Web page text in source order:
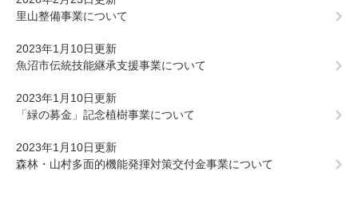
里山整備事業について
2023年1月10日更新
魚沼市伝統技能継承支援事業について
2023年1月10日更新
「緑の募金」記念植樹事業について
2023年1月10日更新
森林・山村多面的機能発揮対策交付金事業について